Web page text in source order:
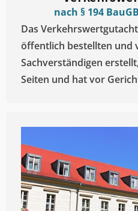
nach § 194
Das
öffentlich bestellten und
Sachverständigen
Seiten und hat vor